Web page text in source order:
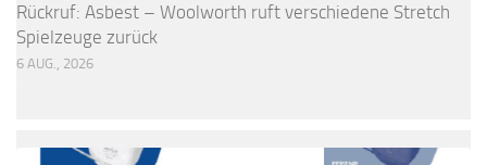
Rückruf: Asbest – Woolworth ruft verschiedene Stretch
Spielzeuge zurück
6 AUG., 2026